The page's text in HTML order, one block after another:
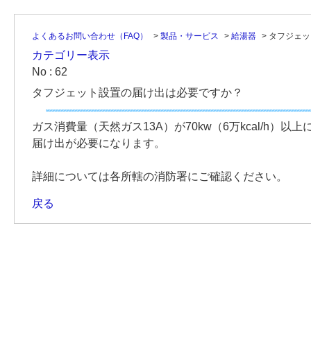
よくあるお問い合わせ（FAQ） > 製品・サービス > 給湯器 > タフジェ
カテゴリー表示
No : 62
タフジェット設置の届け出は必要ですか？
ガス消費量（天然ガス13A）が70kw（6万kcal/h）以
届け出が必要になります。
詳細については各所轄の消防署にご確認ください。
戻る